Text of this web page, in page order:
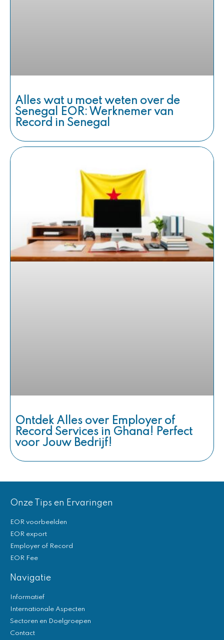
Alles wat u moet weten over de
Senegal EOR: Werknemer van
Record in Senegal
Ontdek Alles over Employer of
Record Services in Ghana! Perfect
voor Jouw Bedrijf!
Onze Tips en Ervaringen
EOR voorbeelden
EOR export
Employer of Record
EOR Fee
Navigatie
Informatief
Internationale Aspecten
Sectoren en Doelgroepen
Contact